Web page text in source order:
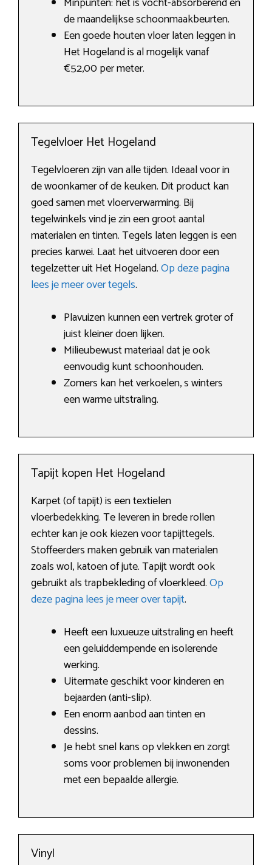
de maandelijkse schoonmaakbeurten.
Een goede houten vloer laten leggen in
Het Hogeland is al mogelijk vanaf
€52,00 per meter.
Tegelvloer Het Hogeland
Tegelvloeren zijn van alle tijden. Ideaal voor in
de woonkamer of de keuken. Dit product kan
goed samen met vloerverwarming. Bij
tegelwinkels vind je zin een groot aantal
materialen en tinten. Tegels laten leggen is een
precies karwei. Laat het uitvoeren door een
tegelzetter uit Het Hogeland.Op deze pagina
lees je meer over tegels.
Plavuizen kunnen een vertrek groter of
juist kleiner doen lijken.
Milieubewust materiaal dat je ook
eenvoudig kunt schoonhouden.
Zomers kan het verkoelen, s winters
een warme uitstraling.
Tapijt kopen Het Hogeland
Karpet (of tapijt) is een textielen
vloerbedekking. Te leveren in brede rollen
echter kan je ook kiezen voor tapijttegels.
Stoffeerders maken gebruik van materialen
zoals wol, katoen of jute. Tapijt wordt ook
gebruikt als trapbekleding of vloerkleed.Op
deze pagina lees je meer over tapijt.
Heeft een luxueuze uitstraling en heeft
een geluiddempende en isolerende
werking.
Uitermate geschikt voor kinderen en
bejaarden (anti-slip).
Een enorm aanbod aan tinten en
dessins.
Je hebt snel kans op vlekken en zorgt
soms voor problemen bij inwonenden
met een bepaalde allergie.
Vinyl